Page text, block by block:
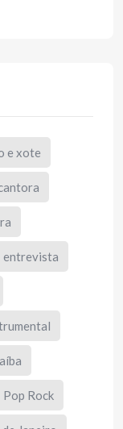
e xote
entrevista
Pop Rock